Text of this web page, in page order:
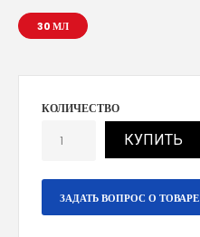
30 МЛ
КОЛИЧЕСТВО
КУПИТЬ
ЗАДАТЬ ВОПРОС О ТОВАРЕ